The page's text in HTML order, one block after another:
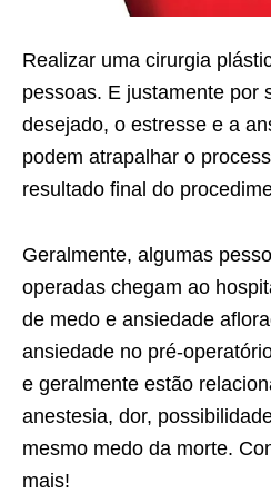
Realizar uma cirurgia
pessoas. E justamente por
desejado, o estresse e a
podem atrapalhar o
resultado final do
Geralmente, algumas
operadas chegam ao
de medo e ansiedade
ansiedade no pré-
e geralmente estão
anestesia, dor,
mesmo medo da morte.
mais!